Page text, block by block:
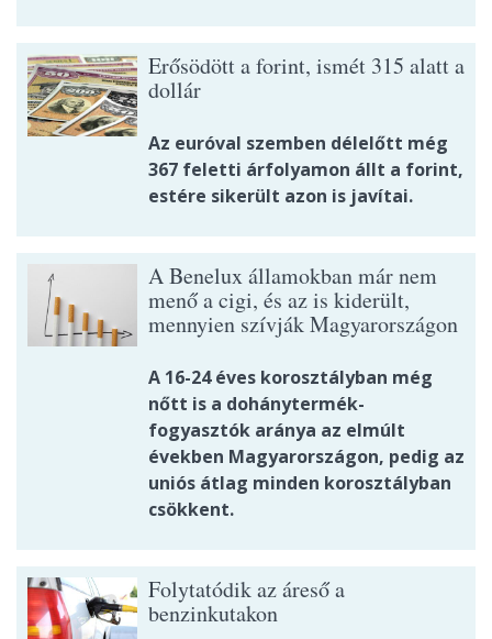
Erősödött a forint, ismét 315 alatt a
dollár
Az euróval szemben délelőtt még
367 feletti árfolyamon állt a forint,
estére sikerült azon is javítai.
A Benelux államokban már nem
menő a cigi, és az is kiderült,
mennyien szívják Magyarországon
A 16-24 éves korosztályban még
nőtt is a dohánytermék-
fogyasztók aránya az elmúlt
években Magyarországon, pedig az
uniós átlag minden korosztályban
csökkent.
Folytatódik az áreső a
benzinkutakon